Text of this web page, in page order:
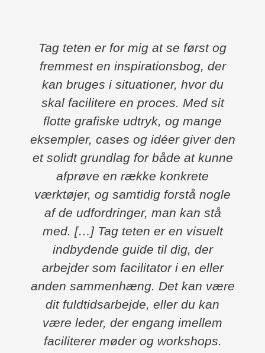
Tag teten er for mig at se først og
fremmest en inspirationsbog, der
kan bruges i situationer, hvor du
skal facilitere en proces. Med sit
flotte grafiske udtryk, og mange
eksempler, cases og idéer giver den
et solidt grundlag for både at kunne
afprøve en række konkrete
værktøjer, og samtidig forstå nogle
af de udfordringer, man kan stå
med. […] Tag teten er en visuelt
indbydende guide til dig, der
arbejder som facilitator i en eller
anden sammenhæng. Det kan være
dit fuldtidsarbejde, eller du kan
være leder, der engang imellem
faciliterer møder og workshops.